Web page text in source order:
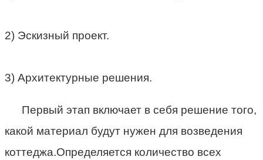
2) Эскизный проект.
3) Архитектурные решения.
Первый этап включает в себя решение того,
какой материал будут нужен для возведения
коттеджа.Определяется количество всех